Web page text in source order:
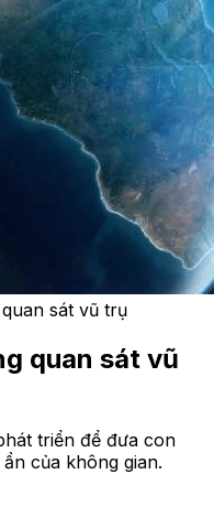
sát vũ trụ
quan sát vũ
triển để đưa con
của không gian.